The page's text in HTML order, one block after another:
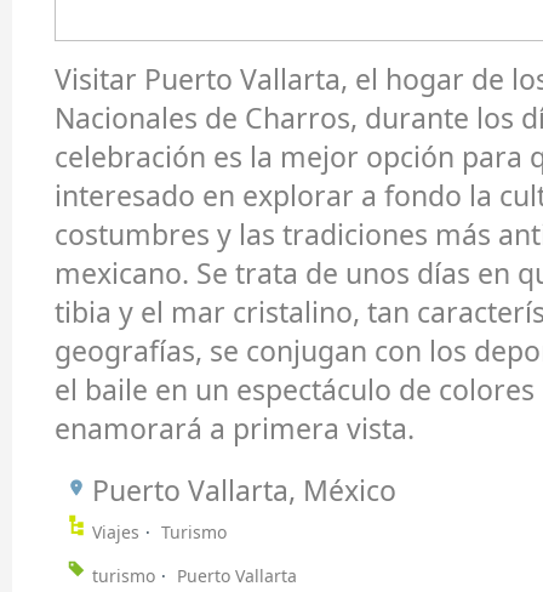
Visitar Puerto Vallarta, el hogar de
Nacionales de Charros, durante los
celebración es la mejor opción para
interesado en explorar a fondo la
costumbres y las tradiciones más
mexicano. Se trata de unos días en
tibia y el mar cristalino, tan
geografías, se conjugan con los
el baile en un espectáculo de
enamorará a primera vista.
Puerto Vallarta, México
Viajes
Turismo
turismo
Puerto Vallarta